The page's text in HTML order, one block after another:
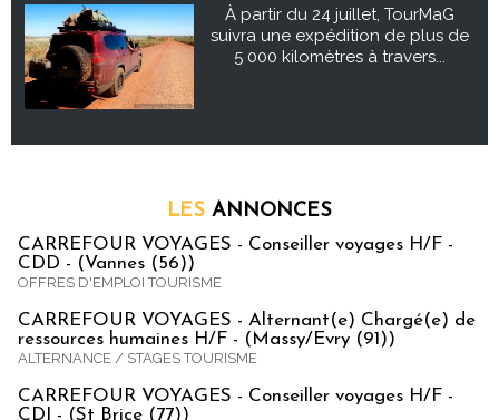
À partir du 24 juillet, TourMaG
suivra une expédition de plus de
5 000 kilomètres à travers...
LES ANNONCES
CARREFOUR VOYAGES - Conseiller voyages H/F -
CDD - (Vannes (56))
OFFRES D'EMPLOI TOURISME
CARREFOUR VOYAGES - Alternant(e) Chargé(e) de
ressources humaines H/F - (Massy/Evry (91))
ALTERNANCE / STAGES TOURISME
CARREFOUR VOYAGES - Conseiller voyages H/F -
CDI - (St Brice (77))